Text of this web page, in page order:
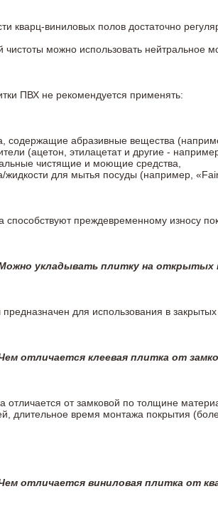
кварц-виниловых полов достаточно
чистоты можно использовать
ПВХ не рекомендуется применять:
содержащие абразивные вещества
(ацетон, этилацетат и другие -
чистящие и моющие средства,
жидкости для мытья посуды (например,
способствуют преждевременному износу
укладывать плитку на открытых
предназначен для использования в
отличается клеевая плитка от
отличается от замковой по толщине
длительное время монтажа покрытия
отличается виниловая плитка от